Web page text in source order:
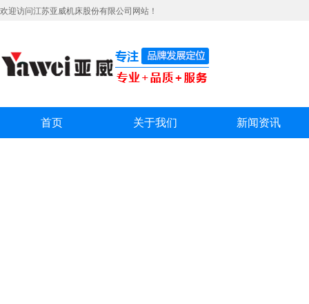
欢迎访问江苏亚威机床股份有限公司网站！
首页 关于我们 新闻资讯